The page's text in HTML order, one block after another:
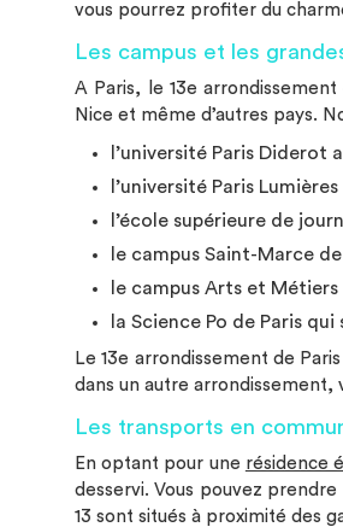
vous pourrez profiter du
Les campus et les
A Paris, le 13e
Nice et même d’autres pays.
l’université Paris Diderot
l’université Paris
l’école supérieure de
le campus Saint-Marce
le campus Arts et Métiers
la Science Po de Paris
Le 13e arrondissement de
dans un autre arrondissement,
Les transports en
En optant pour une résidence
desservi. Vous pouvez
13 sont situés à proximité des